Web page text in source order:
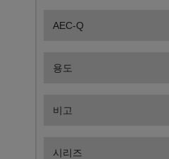
AEC-Q
용도
비고
시리즈